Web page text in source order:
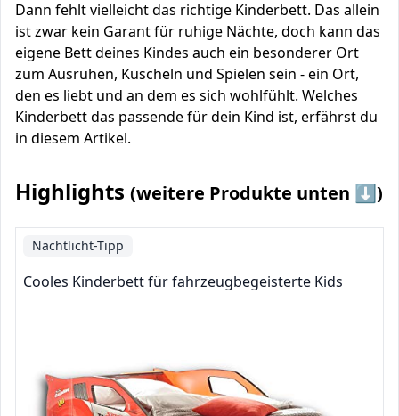
Dann fehlt vielleicht das richtige Kinderbett. Das allein
ist zwar kein Garant für ruhige Nächte, doch kann das
eigene Bett deines Kindes auch ein besonderer Ort
zum Ausruhen, Kuscheln und Spielen sein - ein Ort,
den es liebt und an dem es sich wohlfühlt. Welches
Kinderbett das passende für dein Kind ist, erfährst du
in diesem Artikel.
Highlights (weitere Produkte unten ⬇️)
Nachtlicht-Tipp
Cooles Kinderbett für fahrzeugbegeisterte Kids